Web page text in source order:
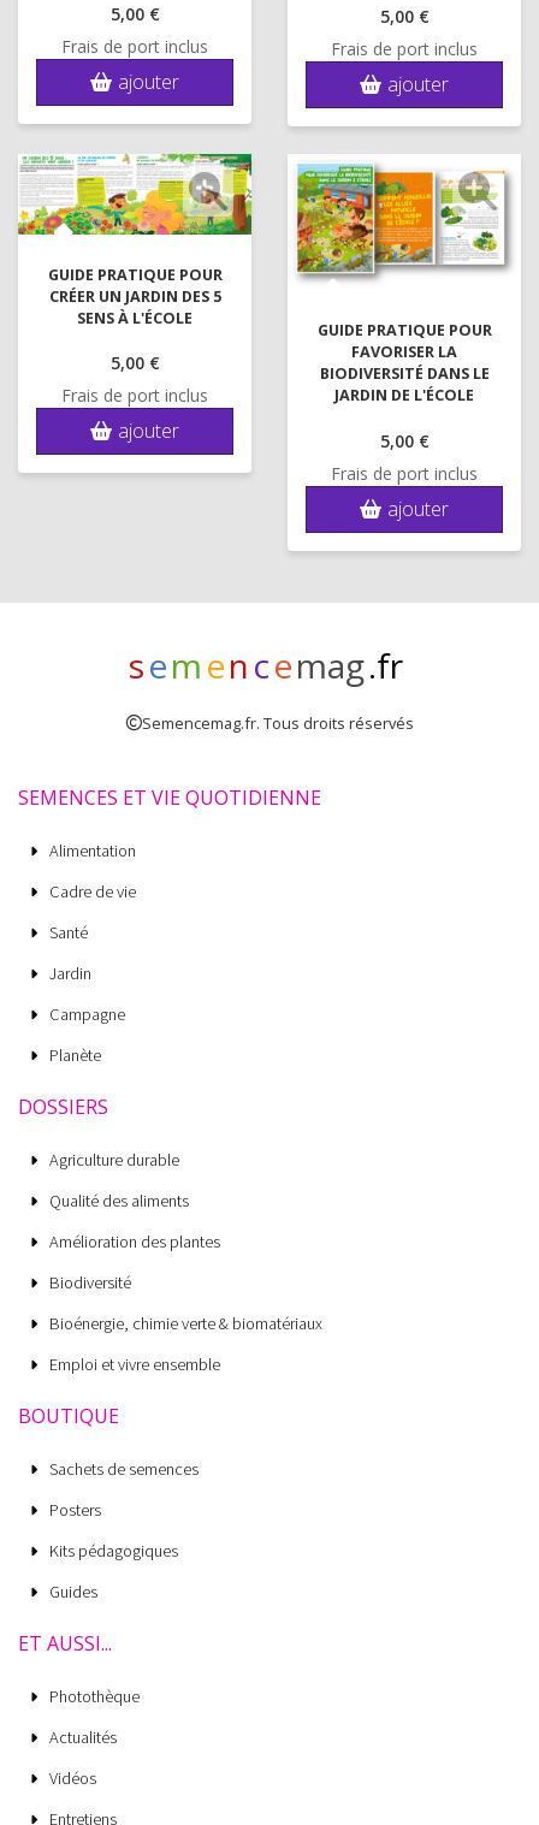
5,00 €
Frais de port inclus
ajouter
5,00 €
Frais de port inclus
ajouter
GUIDE PRATIQUE POUR
CRÉER UN JARDIN DES 5
SENS À L'ÉCOLE
5,00 €
Frais de port inclus
ajouter
GUIDE PRATIQUE POUR
FAVORISER LA
BIODIVERSITÉ DANS LE
JARDIN DE L'ÉCOLE
5,00 €
Frais de port inclus
ajouter
semencemag.fr
Semencemag.fr. Tous droits réservés
SEMENCES ET VIE QUOTIDIENNE
Alimentation
Cadre de vie
Santé
Jardin
Campagne
Planète
DOSSIERS
Agriculture durable
Qualité des aliments
Amélioration des plantes
Biodiversité
Bioénergie, chimie verte & biomatériaux
Emploi et vivre ensemble
BOUTIQUE
Sachets de semences
Posters
Kits pédagogiques
Guides
ET AUSSI...
Photothèque
Actualités
Vidéos
Entretiens